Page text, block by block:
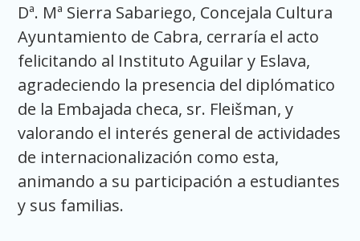
Dª. Mª Sierra Sabariego, Concejala Cultura
Ayuntamiento de Cabra, cerraría el acto
felicitando al Instituto Aguilar y Eslava,
agradeciendo la presencia del diplómatico
de la Embajada checa, sr. Fleišman, y
valorando el interés general de actividades
de internacionalización como esta,
animando a su participación a estudiantes
y sus familias.